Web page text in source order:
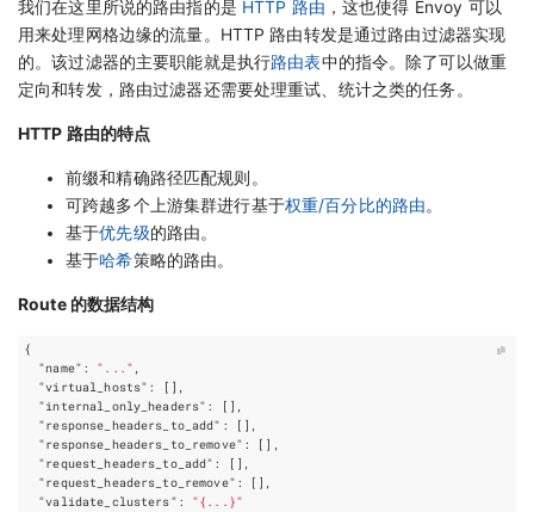
我们在这里所说的路由指的是 HTTP 路由 ，这也使得 Envoy 可以
用来处理网格边缘的流量。HTTP 路由转发是通过路由过滤器实现
的。该过滤器的主要职能就是执行路由表中的指令。除了可以做重
定向和转发，路由过滤器还需要处理重试、统计之类的任务。
HTTP 路由的特点
前缀和精确路径匹配规则。
可跨越多个上游集群进行基于权重/百分比的路由。
基于优先级的路由。
基于哈希策略的路由。
Route 的数据结构
{
"name" : "..." ,
"virtual_hosts" :
[],
"internal_only_headers" :
[],
"response_headers_to_add" :
[],
"response_headers_to_remove" :
[],
"request_headers_to_add" :
[],
"request_headers_to_remove" :
[],
"validate_clusters" :
"{...}"